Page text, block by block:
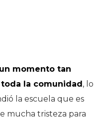
momento tan
la comunidad, lo
la escuela que es
mucha tristeza para